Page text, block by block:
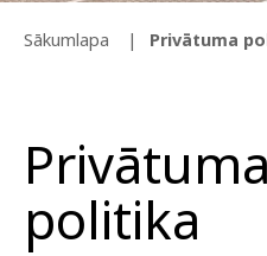
Sākumlapa Privātuma
Privātuma
politika